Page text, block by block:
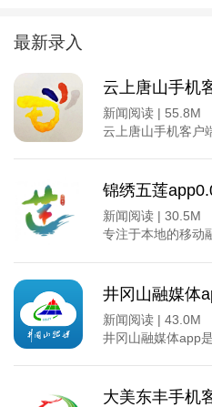
最新录入
云上唐山手机
新闻阅读 | 55.8M
云上唐山手机客户
锦绣五莲
新闻阅读 | 30.5M
专注于本地的移动
井冈山融媒体
新闻阅读 | 43.0M
井冈山融媒体app
大美东丰手机